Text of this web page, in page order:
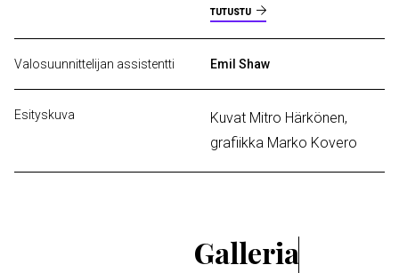
TUTUSTU
Valosuunnittelijan assistentti Emil Shaw
Esityskuva
Kuvat Mitro Härkönen,
grafiikka Marko Kovero
Galleria